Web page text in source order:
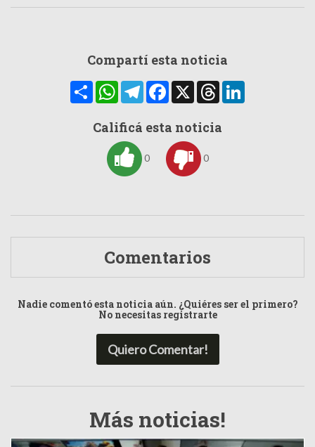
Compartí esta noticia
CompartirWhatsAppTelegramFacebook
X Threads
Calificá esta noticia
0 0
Comentarios
Nadie comentó esta noticia aún. ¿Quiéres ser el primero?
No necesitas registrarte
Quiero Comentar!
Más noticias!